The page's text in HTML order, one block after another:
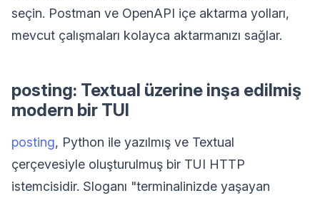
seçin. Postman ve OpenAPI içe aktarma yolları,
mevcut çalışmaları kolayca aktarmanızı sağlar.
posting: Textual üzerine inşa edilmiş
modern bir TUI
posting, Python ile yazılmış ve Textual
çerçevesiyle oluşturulmuş bir TUI HTTP
istemcisidir. Sloganı "terminalinizde yaşayan